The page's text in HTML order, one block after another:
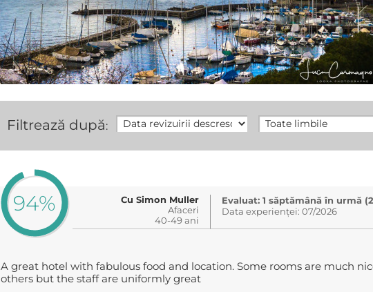
Filtrează după:
94%
Cu Simon Muller
Afaceri
40-49 ani
Evaluat: 1 săptămână în urmă
Data experienței: 07/2026
A great hotel with fabulous food and location. Some rooms are much
others but the staff are uniformly great